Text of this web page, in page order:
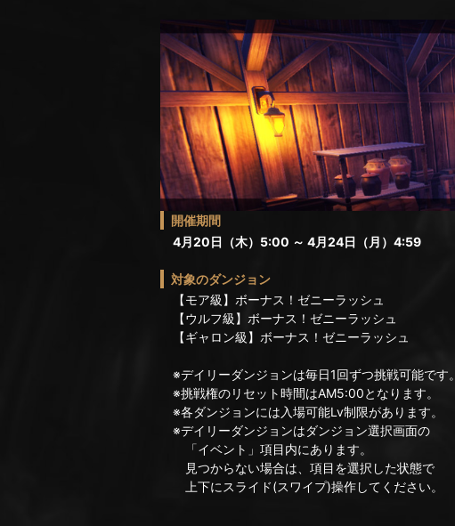
開催期間
4月20日（木）5:00 ～ 4月24日（月）4:59
対象のダンジョン
【モア級】ボーナス！ゼニーラッシュ
【ウルフ級】ボーナス！ゼニーラッシュ
【ギャロン級】ボーナス！ゼニーラッシュ
※デイリーダンジョンは毎日1回ずつ挑戦可能です。
※挑戦権のリセット時間はAM5:00となります。
※各ダンジョンには入場可能Lv制限があります。
※デイリーダンジョンはダンジョン選択画面の
「イベント」項目内にあります。
見つからない場合は、項目を選択した状態で
上下にスライド(スワイプ)操作してください。